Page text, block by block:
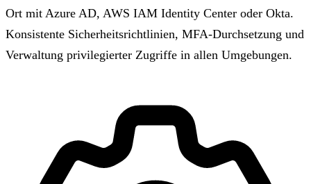
Ort mit Azure AD, AWS IAM Identity Center oder Okta.
Konsistente Sicherheitsrichtlinien, MFA-Durchsetzung und
Verwaltung privilegierter Zugriffe in allen Umgebungen.